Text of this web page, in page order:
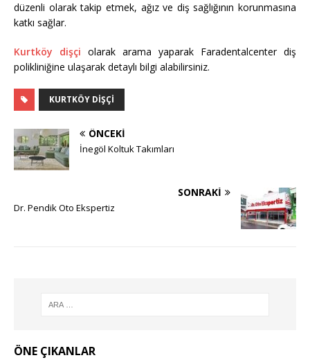
düzenli olarak takip etmek, ağız ve diş sağlığının korunmasına
katkı sağlar.
Kurtköy dişçi olarak arama yaparak Faradentalcenter diş
polikliniğine ulaşarak detaylı bilgi alabilirsiniz.
KURTKÖY DIŞÇI
ÖNCEKI
İnegöl Koltuk Takımları
SONRAKI
Dr. Pendik Oto Ekspertiz
ÖNE ÇIKANLAR